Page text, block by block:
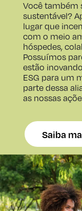
70m2 com
90m2 com 2
SUÍTE
90m2
sala ,
rede e
Você também
sustentável?
lugar que
com o meio
hóspedes,
Possuímos
estão
ESG para um
parte dessa
as nossas
Saiba